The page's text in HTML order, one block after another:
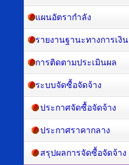
แผนอัตรากำลัง
รายงานฐานะทางการเงิน
การติดตามประเมินผล
ระบบจัดซื้อจัดจ้าง
ประกาศจัดซื้อจัดจ้าง
ประกาศราคากลาง
สรุปผลการจัดซื้อจัดจ้าง